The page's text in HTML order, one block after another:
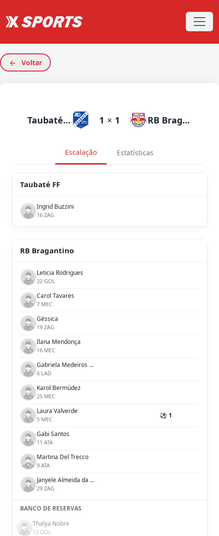
Voltar
Taubaté FF 1 × 1 RB Bragantino
Escalação Estatísticas
Taubaté FF
Ingrid Buzzini
16 ZAG
RB Bragantino
Leticia Rodrigues
22 GOL
Carol Tavares
7 MEC
Géssica
19 ZAG
Ilana Mendonça
16 MEC
Gabriela Medeiros de Almeida
6 LAD
Karol Bermúdez
25 MEC
Laura Valverde
5 MEC ⚽ 1
Gabi Santos
11 ATA
Martina Del Trecco
9 ATA
Janyele Almeida da Silva
29 ZAG
BANCO DE RESERVAS
Thalya Nobre
12 GOL